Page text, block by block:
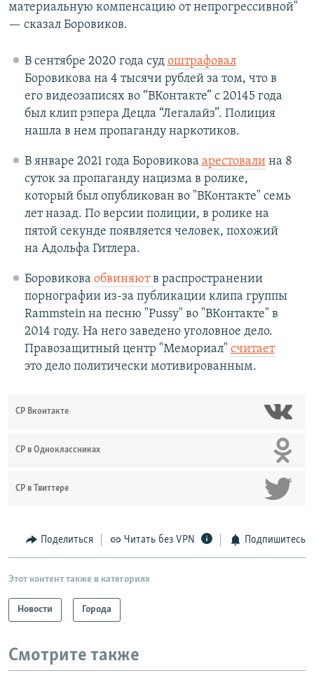
материальную компенсацию от непрогрессивной"
— сказал Боровиков.
В сентябре 2020 года суд оштрафовал
Боровикова на 4 тысячи рублей за том, что в
его видеозаписях во “ВКонтакте” с 20145 года
был клип рэпера Децла “Легалайз”. Полиция
нашла в нем пропаганду наркотиков.
В январе 2021 года Боровикова арестовалина 8
суток за пропаганду нацизма в ролике,
который был опубликован во "ВКонтакте" семь
лет назад. По версии полиции, в ролике на
пятой секунде появляется человек, похожий
на Адольфа Гитлера.
Боровикова обвиняютв распространении
порнографии из-за публикации клипа группы
Rammstein на песню "Pussy" во "ВКонтакте" в
2014 году. На него заведено уголовное дело.
Правозащитный центр "Мемориал" считает
это дело политически мотивированным.
СР Вконтакте
СР в Одноклассниках
СР в Твиттере
Поделиться Читать без VPN Подпишитесь
Этот контент также в категориях
Новости Города
Смотрите также